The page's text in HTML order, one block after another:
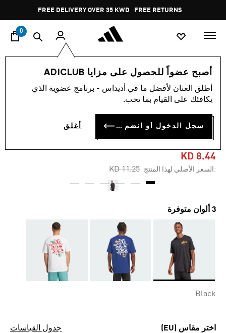
Pause
promotion
rotation
FREE DELIVERY OVER 35 KWD FREE RETURNS
0
أصبح عضواً للحصول على مزايا ADICLUB
أطلق العنان لأفضل ما في أديداس - برنامج عضوية الذي
يكافئك على القيام بما تحب.
سجل الدخول أو انضم الآن أغلق
الرجال ملابس
-20%
تي شيرت FOOD SAUCE
GRAPHIC
KD 8.44
:السعر الأصلي لهذا المنتج Price reduced from
KD 11.25
to
3 ألوان متوفرة
Black
اختر مقاس (EU) جدول القياسات